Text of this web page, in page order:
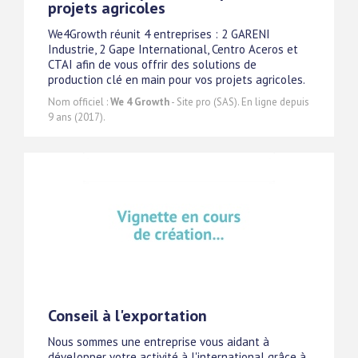
projets agricoles
We4Growth réunit 4 entreprises : 2 GARENI
Industrie, 2 Gape International, Centro Aceros et
CTAI afin de vous offrir des solutions de
production clé en main pour vos projets agricoles.
Nom officiel :We 4 Growth- Site pro (SAS). En ligne depuis
9 ans (2017).
Conseil à l'exportation
Nous sommes une entreprise vous aidant à